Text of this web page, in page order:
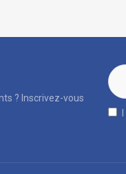
? Inscrivez-vous